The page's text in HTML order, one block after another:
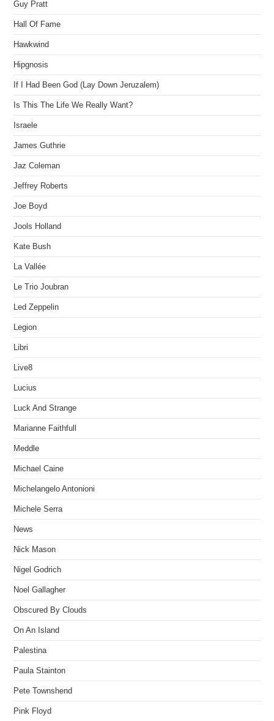
Guy Pratt
Hall Of Fame
Hawkwind
Hipgnosis
If I Had Been God (Lay Down Jeruzalem)
Is This The Life We Really Want?
Israele
James Guthrie
Jaz Coleman
Jeffrey Roberts
Joe Boyd
Jools Holland
Kate Bush
La Vallée
Le Trio Joubran
Led Zeppelin
Legion
Libri
Live8
Lucius
Luck And Strange
Marianne Faithfull
Meddle
Michael Caine
Michelangelo Antonioni
Michele Serra
News
Nick Mason
Nigel Godrich
Noel Gallagher
Obscured By Clouds
On An Island
Palestina
Paula Stainton
Pete Townshend
Pink Floyd